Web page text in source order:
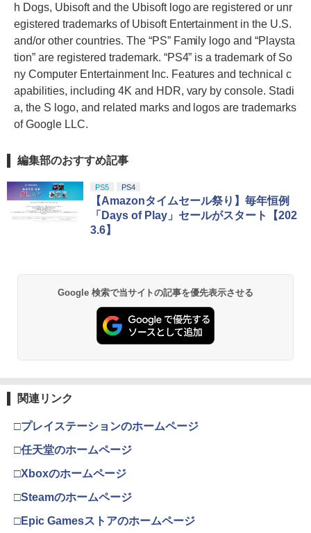
h Dogs, Ubisoft and the Ubisoft logo are registered or unr
egistered trademarks of Ubisoft Entertainment in the U.S.
and/or other countries. The “PS” Family logo and “Playsta
tion” are registered trademark. “PS4” is a trademark of So
ny Computer Entertainment Inc. Features and technical c
apabilities, including 4K and HDR, vary by console. Stadi
a, the S logo, and related marks and logos are trademarks
of Google LLC.
編集部のおすすめ記事
PS5 PS4
【Amazonタイムセール祭り】毎年恒例
「Days of Play」セールがスタート【202
3.6】
Google 検索で当サイトの記事を優先表示させる
関連リンク
□プレイステーションのホームページ
□任天堂のホームページ
□Xboxのホームページ
□Steamのホームページ
□Epic Gamesストアのホームページ